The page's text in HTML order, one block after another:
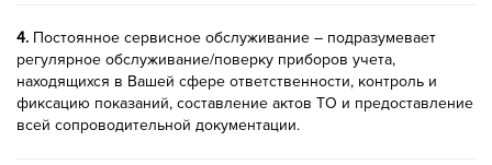
4. Постоянное сервисное обслуживание – подразумевает
регулярное обслуживание/поверку приборов учета,
находящихся в Вашей сфере ответственности, контроль и
фиксацию показаний, составление актов ТО и предоставление
всей сопроводительной документации.